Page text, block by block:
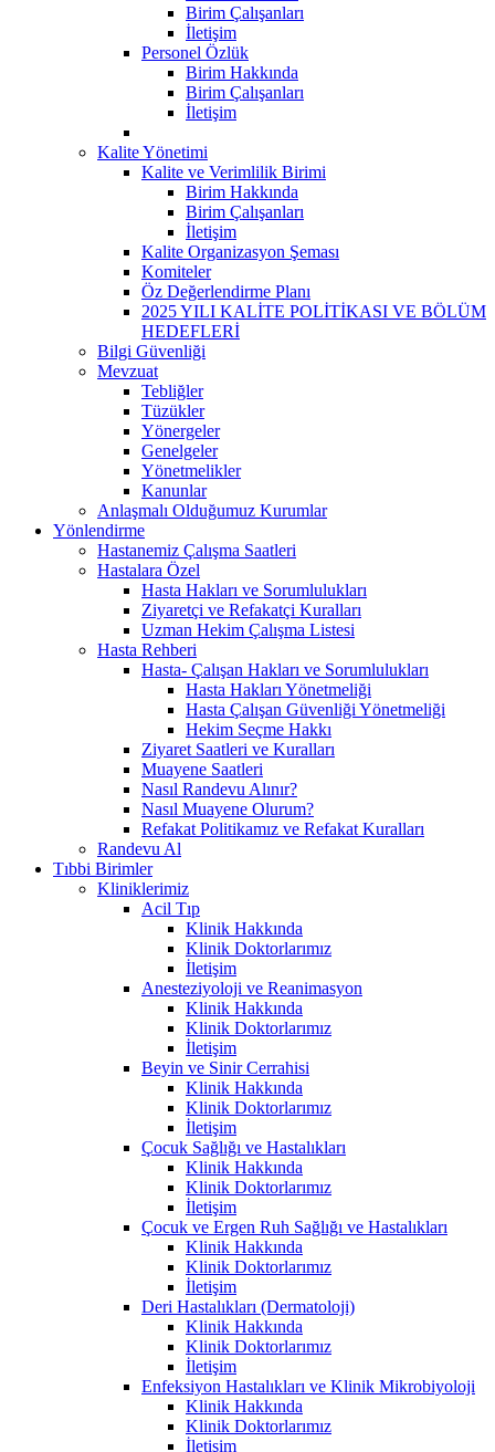
Birim Çalışanları
İletişim
Personel Özlük
Birim Hakkında
Birim Çalışanları
İletişim
Kalite Yönetimi
Kalite ve Verimlilik Birimi
Birim Hakkında
Birim Çalışanları
İletişim
Kalite Organizasyon Şeması
Komiteler
Öz Değerlendirme Planı
2025 YILI KALİTE POLİTİKASI VE BÖLÜM
HEDEFLERİ
Bilgi Güvenliği
Mevzuat
Tebliğler
Tüzükler
Yönergeler
Genelgeler
Yönetmelikler
Kanunlar
Anlaşmalı Olduğumuz Kurumlar
Yönlendirme
Hastanemiz Çalışma Saatleri
Hastalara Özel
Hasta Hakları ve Sorumlulukları
Ziyaretçi ve Refakatçi Kuralları
Uzman Hekim Çalışma Listesi
Hasta Rehberi
Hasta- Çalışan Hakları ve Sorumlulukları
Hasta Hakları Yönetmeliği
Hasta Çalışan Güvenliği Yönetmeliği
Hekim Seçme Hakkı
Ziyaret Saatleri ve Kuralları
Muayene Saatleri
Nasıl Randevu Alınır?
Nasıl Muayene Olurum?
Refakat Politikamız ve Refakat Kuralları
Randevu Al
Tıbbi Birimler
Kliniklerimiz
Acil Tıp
Klinik Hakkında
Klinik Doktorlarımız
İletişim
Anesteziyoloji ve Reanimasyon
Klinik Hakkında
Klinik Doktorlarımız
İletişim
Beyin ve Sinir Cerrahisi
Klinik Hakkında
Klinik Doktorlarımız
İletişim
Çocuk Sağlığı ve Hastalıkları
Klinik Hakkında
Klinik Doktorlarımız
İletişim
Çocuk ve Ergen Ruh Sağlığı ve Hastalıkları
Klinik Hakkında
Klinik Doktorlarımız
İletişim
Deri Hastalıkları (Dermatoloji)
Klinik Hakkında
Klinik Doktorlarımız
İletişim
Enfeksiyon Hastalıkları ve Klinik Mikrobiyoloji
Klinik Hakkında
Klinik Doktorlarımız
İletişim